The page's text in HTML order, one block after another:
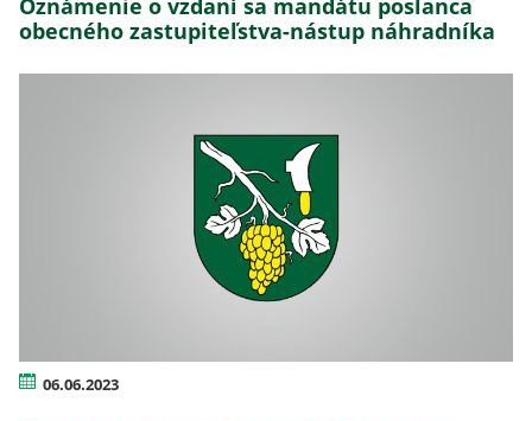
Oznámenie o vzdaní sa mandátu poslanca
obecného zastupiteľstva-nástup náhradníka
06.06.2023